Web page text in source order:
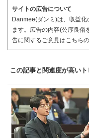
サイトの広告について
Danmee(ダンミ)は、収益化
ます。広告の内容(公序良俗
告に関するご意見はこちらの
この記事と関連度が高いト